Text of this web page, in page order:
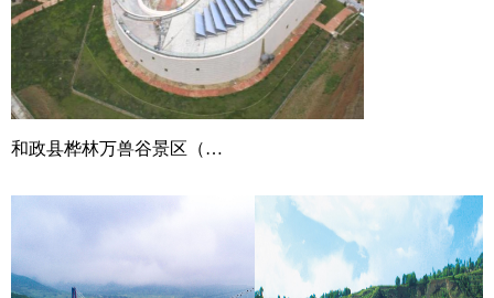
和政县桦林万兽谷景区（AAAA）